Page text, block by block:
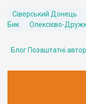
Сіверський Донець
Бик
Олексієво-
Блог Позаштатні